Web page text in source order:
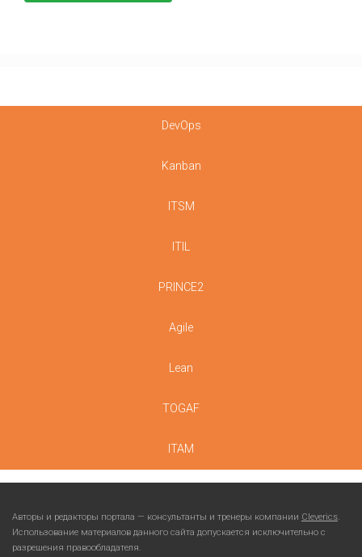
DevOps
Kanban
ITSM
ITIL
PRINCE2
Agile
Lean
TOGAF
ITAM
Авторы и редакторы портала — консультанты и тренеры компании Cleverics.
Использование материалов данного сайта допускается исключительно с
разрешения правообладателя.